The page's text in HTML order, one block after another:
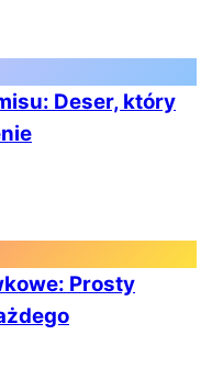
Deser, który
Prosty